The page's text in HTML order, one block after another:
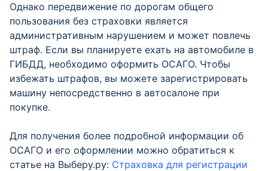
Однако передвижение по дорогам общего
пользования без страховки является
административным нарушением и может повлечь
штраф. Если вы планируете ехать на автомобиле в
ГИБДД, необходимо оформить ОСАГО. Чтобы
избежать штрафов, вы можете зарегистрировать
машину непосредственно в автосалоне при
покупке.
Для получения более подробной информации об
ОСАГО и его оформлении можно обратиться к
статье на Выберу.ру: Страховка для регистрации